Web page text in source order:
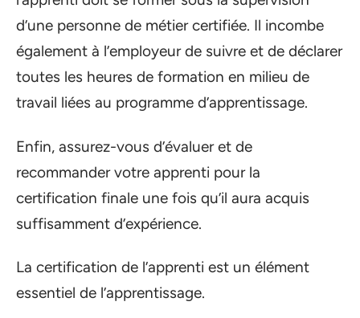
d’une personne de métier certifiée. Il incombe
également à l’employeur de suivre et de déclarer
toutes les heures de formation en milieu de
travail liées au programme d’apprentissage.
Enfin, assurez-vous d’évaluer et de
recommander votre apprenti pour la
certification finale une fois qu’il aura acquis
suffisamment d’expérience.
La certification de l’apprenti est un élément
essentiel de l’apprentissage.